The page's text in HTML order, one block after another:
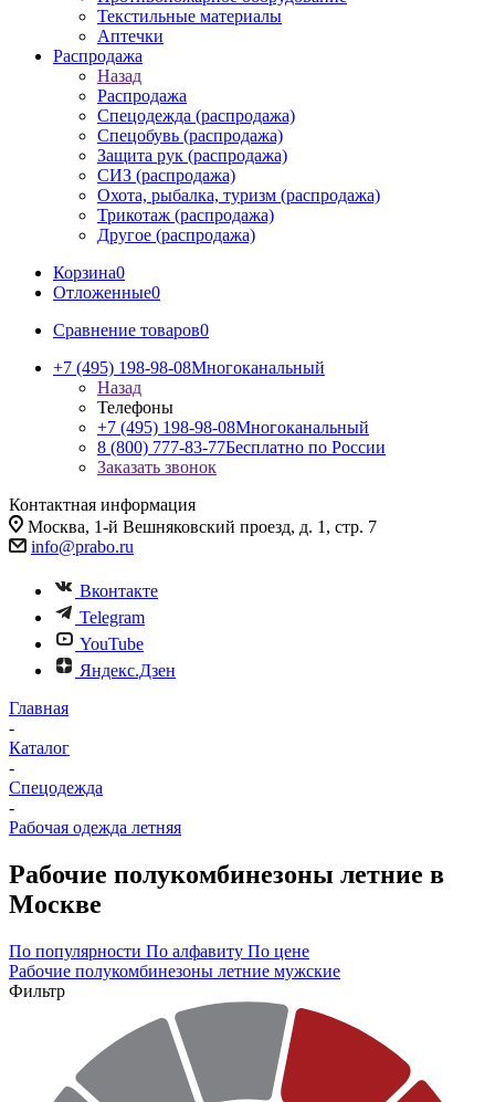
Текстильные материалы
Аптечки
Распродажа
Назад
Распродажа
Спецодежда (распродажа)
Спецобувь (распродажа)
Защита рук (распродажа)
СИЗ (распродажа)
Охота, рыбалка, туризм (распродажа)
Трикотаж (распродажа)
Другое (распродажа)
Корзина0
Отложенные0
Сравнение товаров0
+7 (495) 198-98-08Многоканальный
Назад
Телефоны
+7 (495) 198-98-08Многоканальный
8 (800) 777-83-77Бесплатно по России
Заказать звонок
Контактная информация
Москва, 1-й Вешняковский проезд, д. 1, стр. 7
info@prabo.ru
Вконтакте
Telegram
YouTube
Яндекс.Дзен
Главная
-
Каталог
-
Спецодежда
-
Рабочая одежда летняя
Рабочие полукомбинезоны летние в
Москве
По популярности По алфавиту По цене
Рабочие полукомбинезоны летние мужские
Фильтр